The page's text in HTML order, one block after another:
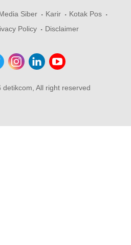
Siber Karir
Kotak Pos
Policy Disclaimer
detikcom, All right reserved